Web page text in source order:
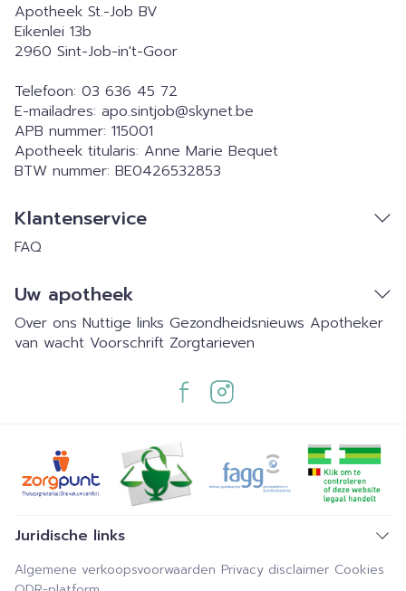
Apotheek St.-Job BV
Eikenlei 13b
2960 Sint-Job-in't-Goor
Telefoon: 03 636 45 72
E-mailadres: apo.sintjob@skynet.be
APB nummer: 115001
Apotheek titularis: Anne Marie Bequet
BTW nummer: BE0426532853
Klantenservice
FAQ
Uw apotheek
Over ons Nuttige links Gezondheidsnieuws Apotheker
van wacht Voorschrift Zorgtarieven
Juridische links
Algemene verkoopsvoorwaarden Privacy disclaimer Cookies